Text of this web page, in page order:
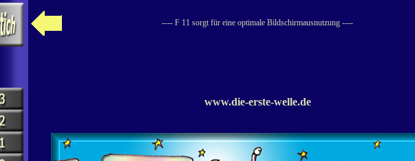
---- F 11 sorgt für eine optimale Bildschirmausnutzung ----
www.die-erste-welle.de